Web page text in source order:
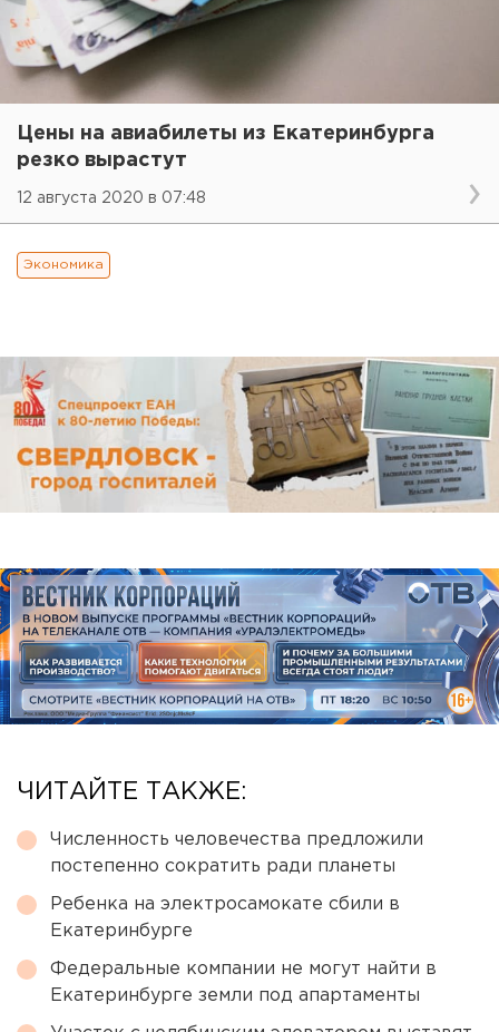
Цены на авиабилеты из Екатеринбурга
резко вырастут
12 августа 2020 в 07:48
Экономика
ЧИТАЙТЕ ТАКЖЕ:
Численность человечества предложили
постепенно сократить ради планеты
Ребенка на электросамокате сбили в
Екатеринбурге
Федеральные компании не могут найти в
Екатеринбурге земли под апартаменты